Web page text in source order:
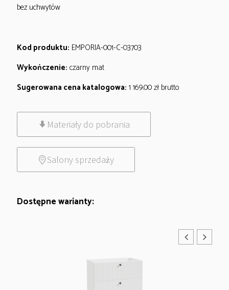
bez uchwytów
Kod produktu: EMPORIA-001-C-03703
Wykończenie: czarny mat
Sugerowana cena katalogowa: 1 169.00zł brutto
Materiały do pobrania
Salony sprzedaży
Dostępne warianty: